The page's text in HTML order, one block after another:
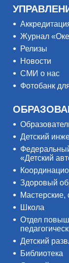
Журнал
Релизы
Новости
СМИ о нас
Фотобанк
Детский
«Детский
Здоровый
Мастерские,
Школа
Отдел
Детский
Библиотека